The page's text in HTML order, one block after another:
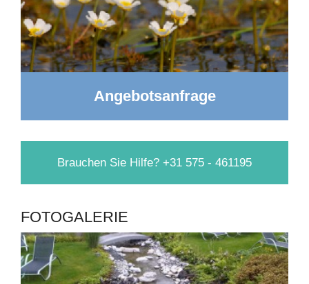
Angebotsanfrage
Brauchen Sie Hilfe? +31 575 - 461195
FOTOGALERIE